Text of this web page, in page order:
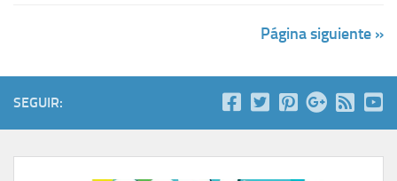
Página siguiente »
SEGUIR: